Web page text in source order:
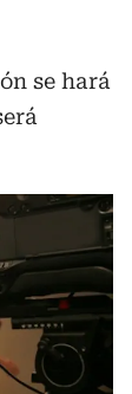
se hará